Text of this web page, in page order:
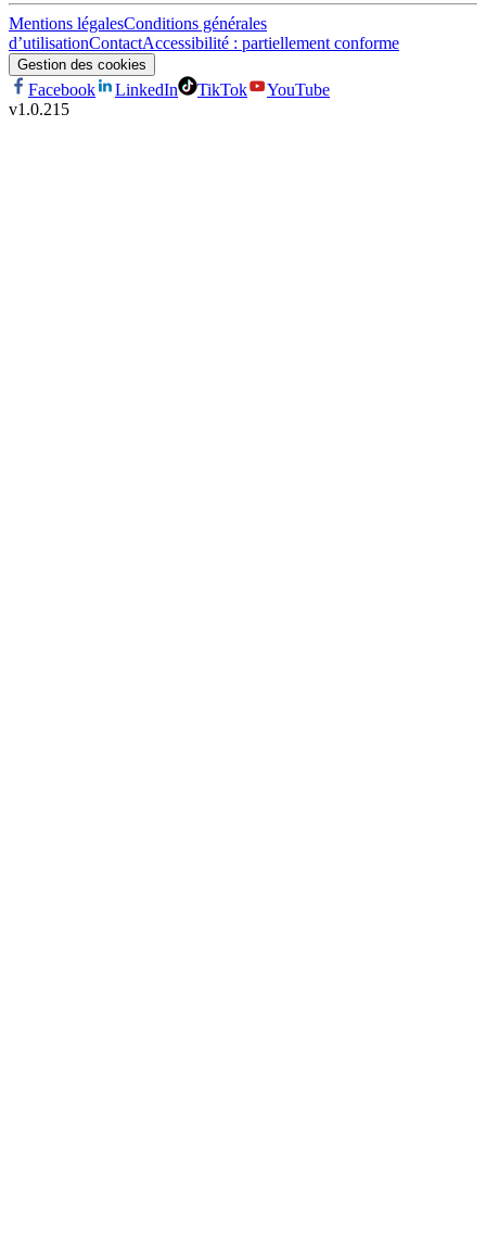
Mentions légalesConditions générales
d’utilisationContactAccessibilité : partiellement conforme
Gestion des cookies
Facebook LinkedIn TikTok
YouTube
v1.0.215